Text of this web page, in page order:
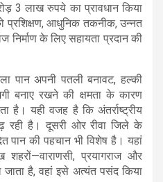
3 लाख रुपये का प्रावधान किया
प्रशिक्षण, आधुनिक तकनीक, उन्नत
निर्माण के लिए सहायता प्रदान की
पान अपनी पतली बनावट, हल्की
बनाए रखने की क्षमता के कारण
है। यही वजह है कि अंतर्राष्ट्रीय
रही है। दूसरी ओर रीवा जिले के
पान की पहचान भी विशेष है। यहां
प्रयागराज और
है, वहां इसे अत्यंत पसंद किया